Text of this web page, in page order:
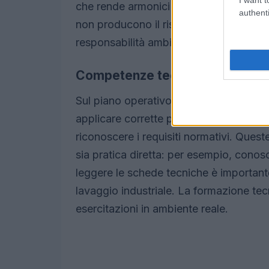
che rende armonici strumenti diversi:
non producono il risultato atteso.
responsabilità ambientale,
Competenze tecniche
Sul piano operativo servono abilità
applicare corrette procedure di
riconoscere i requisiti normativi.
sia pratica diretta: per esempio,
leggere le schede tecniche è
lavaggio industriale. La formazione
esercitazioni in ambiente reale.